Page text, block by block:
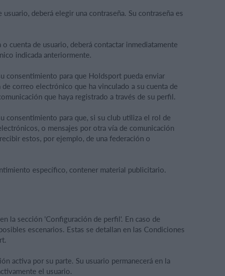
deberá elegir una contraseña. Su contraseña es
cuenta de usuario, deberá contactar inmediatamente
indicada anteriormente.
consentimiento para que Holdsport pueda enviar
correo electrónico que ha vinculado a su cuenta de
que haya registrado a través de su perfil.
consentimiento para que, si su club utiliza el rol de
o mensajes por otra vía de comunicación
estos, por ejemplo, de una federación o
específico, contener material publicitario.
la sección 'Configuración de perfil'. En caso de
escenarios. Estas se detallan en las Condiciones
activa por su parte. Su usuario permanecerá en la
el usuario.